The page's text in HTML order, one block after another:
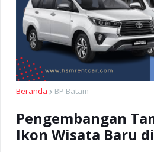
Beranda BP Batam
Pengembangan
Ikon Wisata Baru